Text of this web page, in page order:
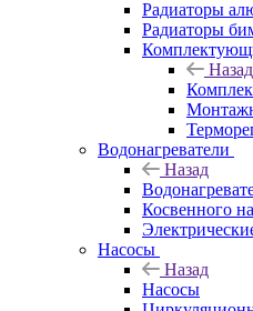
Радиаторы
Радиаторы
Назад
Водонагреватели
Назад
Косвенного
Насосы
Назад
Насосы